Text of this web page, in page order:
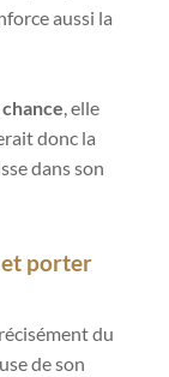
aussi la
chance, elle
donc la
dans son
et porter
du
de son